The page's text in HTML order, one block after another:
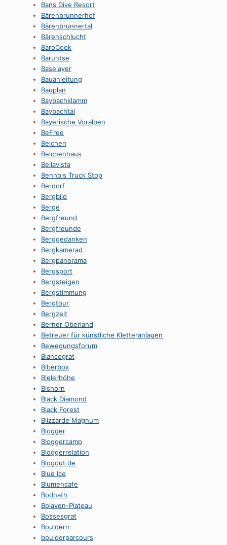
Bans Dive Resort
Bärenbrunnerhof
Bärenbrunnertal
Bärenschlucht
BaroCook
Baruntse
Baselayer
Bauanleitung
Bauplan
Baybachklamm
Baybachtal
Bayerische Voralpen
BeFree
Belchen
Belchenhaus
Bellavista
Benno's Truck Stop
Berdorf
Bergbild
Berge
Bergfreund
Bergfreunde
Berggedanken
Bergkamerad
Bergpanorama
Bergsport
Bergsteigen
Bergstimmung
Bergtour
Bergzeit
Berner Oberland
Betreuer für künstliche Kletteranlagen
Bewegungsforum
Biancograt
Biberbox
Bielerhöhe
Bishorn
Black Diamond
Black Forest
Blizzarde Magnum
Blogger
Bloggercamp
Bloggerrelation
Blogout.de
Blue Ice
Blumencafe
Bodnath
Bolaven-Plateau
Bossesgrat
Bouldern
boulderparcours